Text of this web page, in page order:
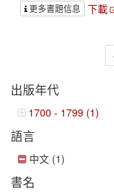
更多書題信息 下載
出版年代
1700 - 1799 (1)
語言
中文 (1)
書名